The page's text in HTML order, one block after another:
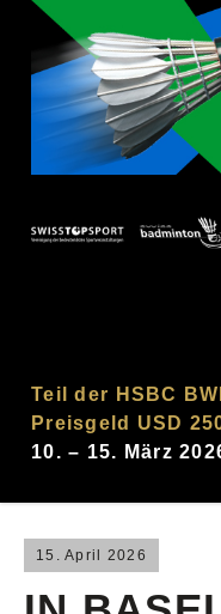
Teil der HSBC
Preisgeld USD
10. – 15. März
15. April 2026